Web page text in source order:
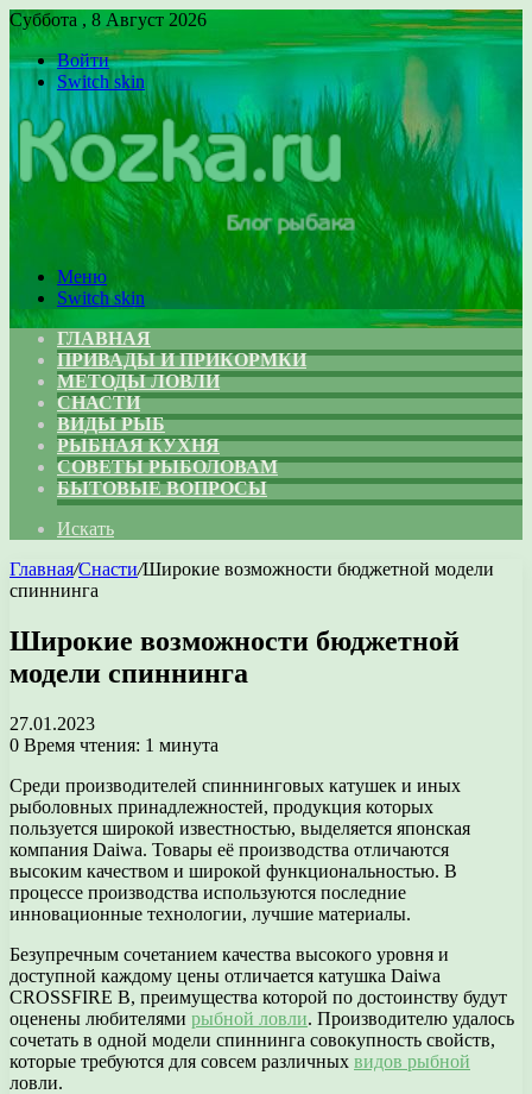
Суббота , 8 Август 2026
Войти
Switch skin
Меню
Switch skin
ГЛАВНАЯ
ПРИВАДЫ И ПРИКОРМКИ
МЕТОДЫ ЛОВЛИ
СНАСТИ
ВИДЫ РЫБ
РЫБНАЯ КУХНЯ
СОВЕТЫ РЫБОЛОВАМ
БЫТОВЫЕ ВОПРОСЫ
Искать
Главная/Снасти/Широкие возможности бюджетной модели
спиннинга
Широкие возможности бюджетной
модели спиннинга
27.01.2023
0 Время чтения: 1 минута
Среди производителей спиннинговых катушек и иных
рыболовных принадлежностей, продукция которых
пользуется широкой известностью, выделяется японская
компания Daiwa. Товары её производства отличаются
высоким качеством и широкой функциональностью. В
процессе производства используются последние
инновационные технологии, лучшие материалы.
Безупречным сочетанием качества высокого уровня и
доступной каждому цены отличается катушка Daiwa
CROSSFIRE B, преимущества которой по достоинству будут
оценены любителями рыбной ловли. Производителю удалось
сочетать в одной модели спиннинга совокупность свойств,
которые требуются для совсем различных видов рыбной
ловли.